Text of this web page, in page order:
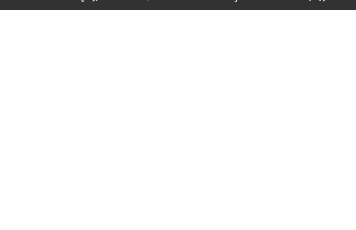
موقع البرامج الجدول البث المباشر